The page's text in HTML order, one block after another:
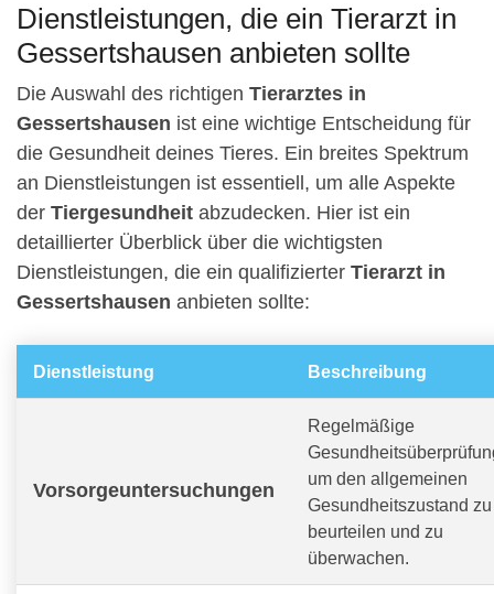
Dienstleistungen, die ein Tierarzt in
Gessertshausen anbieten sollte
Die Auswahl des richtigen Tierarztes in
Gessertshausen ist eine wichtige Entscheidung für
die Gesundheit deines Tieres. Ein breites Spektrum
an Dienstleistungen ist essentiell, um alle Aspekte
der Tiergesundheit abzudecken. Hier ist ein
detaillierter Überblick über die wichtigsten
Dienstleistungen, die ein qualifizierter Tierarzt in
Gessertshausen anbieten sollte:
Dienstleistung Beschreibung
Vorsorgeuntersuchungen
Regelmäßige
um den allgemeinen
Gesundheitszustand zu
beurteilen und zu
überwachen.